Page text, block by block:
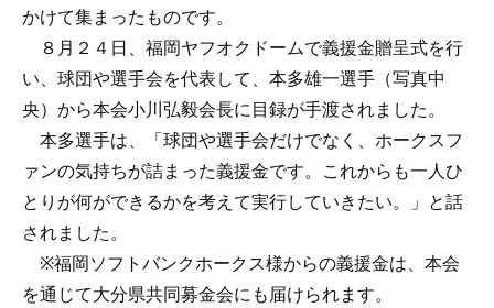
かけて集まったものです。
８月２４日、福岡ヤフオクドームで義援金贈呈式を行
い、球団や選手会を代表して、本多雄一選手（写真中
央）から本会小川弘毅会長に目録が手渡されました。
本多選手は、「球団や選手会だけでなく、ホークスフ
ァンの気持ちが詰まった義援金です。これからも一人ひ
とりが何ができるかを考えて実行していきたい。」と話
されました。
※福岡ソフトバンクホークス様からの義援金は、本会
を通じて大分県共同募金会にも届けられます。